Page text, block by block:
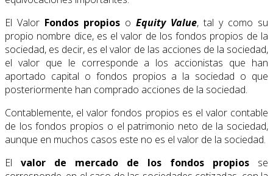
El Valor Fondos propios o Equity Value, tal y como su
propio nombre dice, es el valor de los fondos propios de la
sociedad, es decir, es el valor de las acciones de la sociedad,
el valor que le corresponde a los accionistas que han
aportado capital o fondos propios a la sociedad o que
posteriormente han comprado acciones de la sociedad.
Contablemente, el valor fondos propios es el valor contable
de los fondos propios o el patrimonio neto de la sociedad,
aunque en muchos casos este no es el valor de la sociedad.
El valor de mercado de los fondos propios se